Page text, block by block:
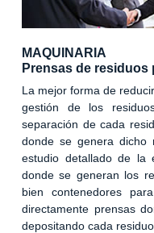
MAQUINARIA
Prensas de residuos
La mejor forma de
gestión de los
separación de cada
donde se genera
estudio detallado de la
donde se generan los
bien contenedores
directamente prensas
depositando cada